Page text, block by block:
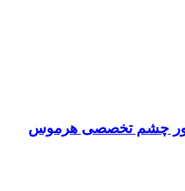
چشم تخصصی هرموس